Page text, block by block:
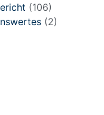
(106)
(2)